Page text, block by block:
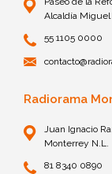
Alcaldía
55 1105 0000
Radiorama
Juan Ignacio
Monterrey N.L.
81 8340 0890